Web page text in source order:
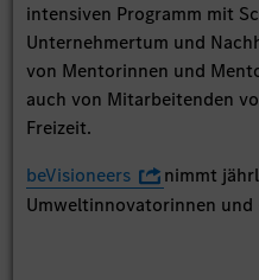
intensiven Programm mit
Unternehmertum und
von Mentorinnen und
auch von Mitarbeitenden
Freizeit.
beVisioneers
nimmt
Umweltinnovatorinnen